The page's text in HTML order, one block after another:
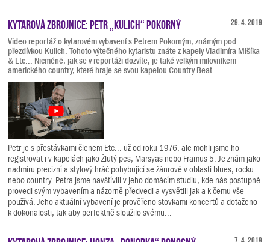
29. 4. 2019
Kytarová zbrojnice: Petr „Kulich“ Pokorný
Video reportáž o kytarovém vybavení s Petrem Pokorným, známým pod
přezdívkou Kulich. Tohoto výtečného kytaristu znáte z kapely Vladimíra Mišíka
& Etc... Nicméně, jak se v reportáži dozvíte, je také velkým milovníkem
amerického country, které hraje se svou kapelou Country Beat.
Petr je s přestávkami členem Etc... už od roku 1976, ale mohli jsme ho
registrovat i v kapelách jako Žlutý pes, Marsyas nebo Framus 5. Je znám jako
nadmíru precizní a stylový hráč pohybující se žánrově v oblasti blues, rocku
nebo country. Petra jsme navštívili v jeho domácím studiu, kde nás postupně
provedl svým vybavením a názorně předvedl a vysvětlil jak a k čemu vše
používá. Jeho aktuální vybavení je prověřeno stovkami koncertů a dotaženo
k dokonalosti, tak aby perfektně sloužilo svému...
7. 4. 2019